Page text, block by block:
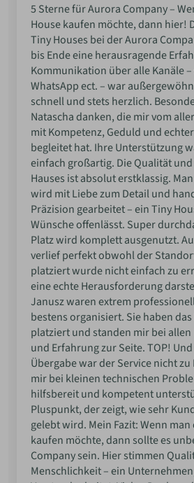
5 Sterne für Aurora Company –
House kaufen möchte, dann hier!
Tiny Houses bei der Aurora
bis Ende eine herausragende
Kommunikation über alle Kanäle –
WhatsApp ect. – war
schnell und stets herzlich.
Natascha danken, die mir vom
mit Kompetenz, Geduld und
begleitet hat. Ihre Unterstützung
einfach großartig. Die Qualität
Hauses ist absolut erstklassig.
wird mit Liebe zum Detail und
Präzision gearbeitet – ein Tiny
Wünsche offenlässt. Super
Platz wird komplett ausgenutzt.
verlief perfekt obwohl der
platziert wurde nicht einfach zu
eine echte Herausforderung
Janusz waren extrem
bestens organisiert. Sie haben
platziert und standen mir bei allen
und Erfahrung zur Seite. TOP!
Übergabe war der Service nicht zu
mir bei kleinen technischen
hilfsbereit und kompetent
Pluspunkt, der zeigt, wie sehr
gelebt wird. Mein Fazit: Wenn
kaufen möchte, dann sollte es
Company sein. Hier stimmen
Menschlichkeit – ein